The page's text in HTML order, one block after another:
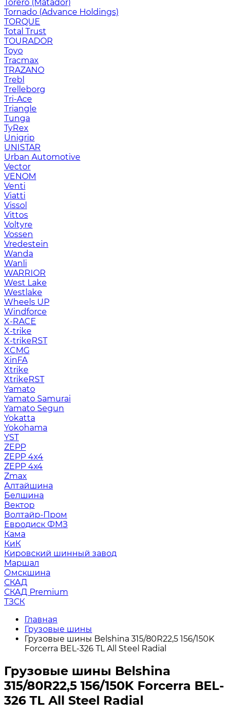
Torero (Matador)
Tornado (Advance Holdings)
TORQUE
Total Trust
TOURADOR
Toyo
Tracmax
TRAZANO
Trebl
Trelleborg
Tri-Ace
Triangle
Tunga
TyRex
Unigrip
UNISTAR
Urban Automotive
Vector
VENOM
Venti
Viatti
Vissol
Vittos
Voltyre
Vossen
Vredestein
Wanda
Wanli
WARRIOR
West Lake
Westlake
Wheels UP
Windforce
X-RACE
X-trike
X-trikeRST
XCMG
XinFA
Xtrike
XtrikeRST
Yamato
Yamato Samurai
Yamato Segun
Yokatta
Yokohama
YST
ZEPP
ZEPP 4x4
ZEPP 4х4
Zmax
Алтайшина
Белшина
Вектор
Волтайр-Пром
Евродиск ФМЗ
Кама
КиК
Кировский шинный завод
Маршал
Омскшина
СКАД
СКАД Premium
ТЗСК
Главная
Грузовые шины
Грузовые шины Belshina 315/80R22,5 156/150K
Forcerra BEL-326 TL All Steel Radial
Грузовые шины Belshina
315/80R22,5 156/150K Forcerra BEL-
326 TL All Steel Radial